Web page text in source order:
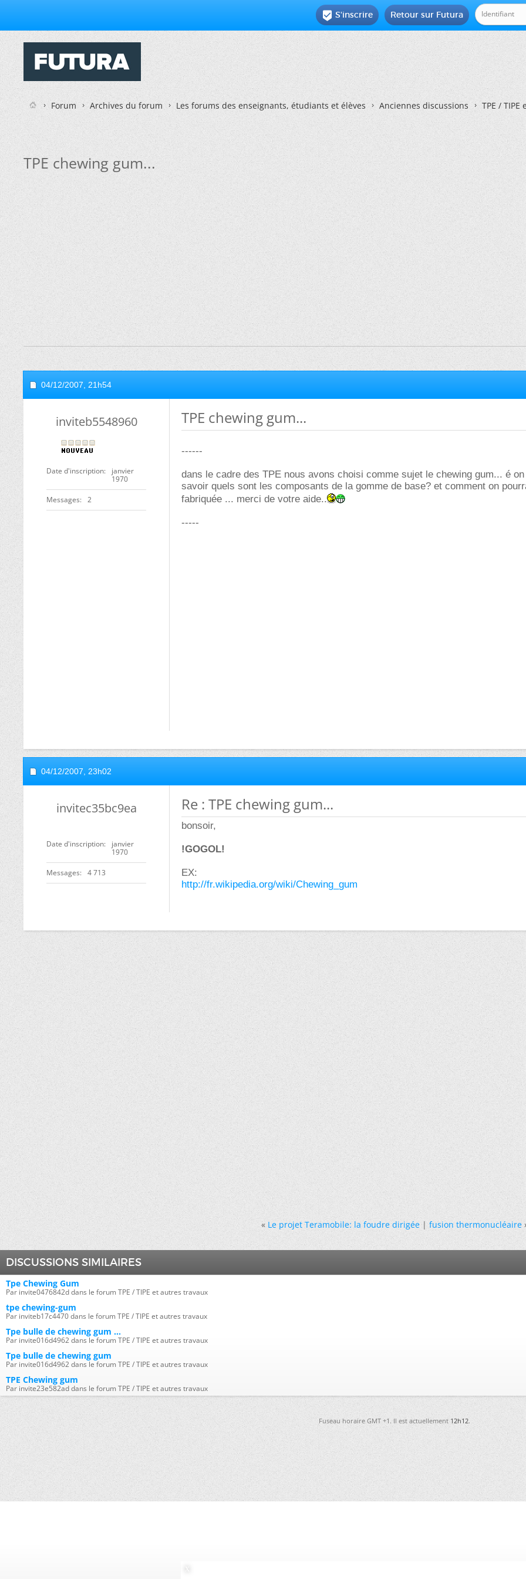
Retour sur Futura
 S'inscrire
Forum Archives du forum Les forums des enseignants, étudiants et élèves Anciennes discussions TPE /
TPE chewing gum...
04/12/2007, 21h54
inviteb5548960
Date d'inscription
janvier
1970
Messages 2
TPE chewing gum...
------
dans le cadre des TPE nous avons choisi comme sujet le chewing gum... é
savoir quels sont les composants de la gomme de base? et comment on
fabriquée ... merci de votre aide..
-----
04/12/2007, 23h02
invitec35bc9ea
Date d'inscription
janvier
1970
Messages 4 713
Re : TPE chewing gum...
bonsoir,
!GOGOL!
EX:
http://fr.wikipedia.org/wiki/Chewing_gum
« Le projet Teramobile: la foudre dirigée|fusion thermonucléaire
DISCUSSIONS SIMILAIRES
Tpe Chewing Gum
Par invite0476842d dans le forum TPE / TIPE et autres travaux
tpe chewing-gum
Par inviteb17c4470 dans le forum TPE / TIPE et autres travaux
Tpe bulle de chewing gum ...
Par invite016d4962 dans le forum TPE / TIPE et autres travaux
Tpe bulle de chewing gum
Par invite016d4962 dans le forum TPE / TIPE et autres travaux
TPE Chewing gum
Par invite23e582ad dans le forum TPE / TIPE et autres travaux
Fuseau horaire GMT +1. Il est actuellement12h12.